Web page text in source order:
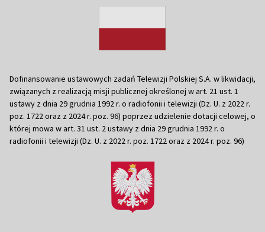
Dofinansowanie ustawowych zadań Telewizji Polskiej S.A. w likwidacji,
związanych z realizacją misji publicznej określonej w art. 21 ust. 1
ustawy z dnia 29 grudnia 1992 r. o radiofonii i telewizji (Dz. U. z 2022 r.
poz. 1722 oraz z 2024 r. poz. 96) poprzez udzielenie dotacji celowej, o
której mowa w art. 31 ust. 2 ustawy z dnia 29 grudnia 1992 r. o
radiofonii i telewizji (Dz. U. z 2022 r. poz. 1722 oraz z 2024 r. poz. 96)